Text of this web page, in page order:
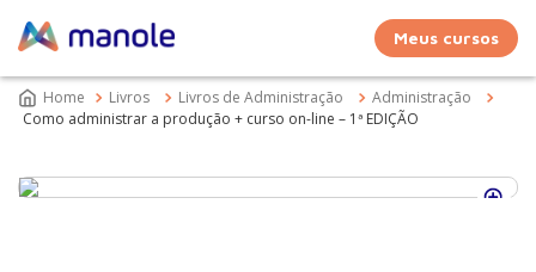
Meus cursos
Livros Livros de Administração
Administração
Como administrar a produção + curso on-line – 1ª EDIÇÃO